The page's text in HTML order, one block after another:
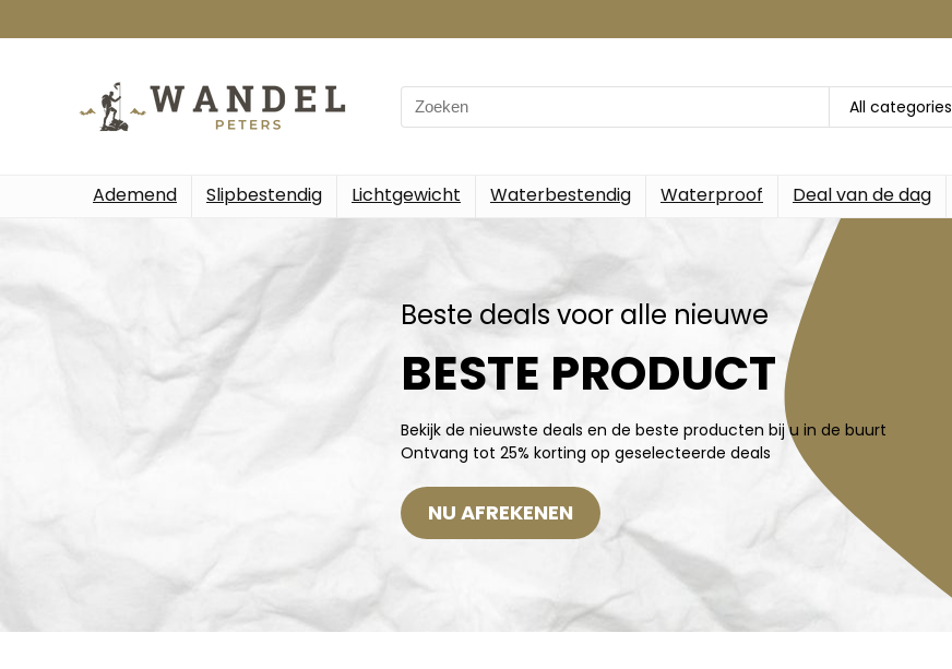
All categories
Ademend Slipbestendig Lichtgewicht Waterbestendig Waterproof Deal van de dag
Beste deals voor alle nieuwe
BESTE PRODUCT
Bekijk de nieuwste deals en de beste producten bij u in de buurt
Ontvang tot 25% korting op geselecteerde deals
NU AFREKENEN